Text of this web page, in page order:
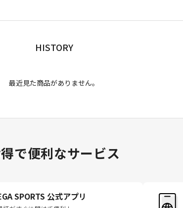
HISTORY
最近見た商品がありません。
で便利なサービス
SPORTS 公式アプリ